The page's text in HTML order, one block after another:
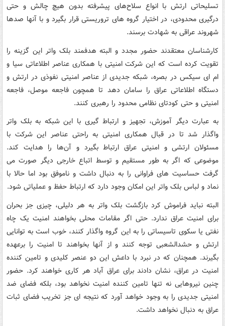
تسلیحاتی ارتش با انواع سلاح‌های پیشرفته بدون هیچ چالش و حتی
درگیری محدودی، در اختیار گروه های تروریستی قرار بگیرد و با آنها صدها
شهروند عراقی به شهادت برسند.
کارشناسان معتقدند حضور مجدد و البته هدفمند بلک واتر این گزینه را
تقویت کرده است که این شرکت امنیتی با همکاری عناصر اطلاعاتی سیا و
ام ای سیکس در بصره، شبکه جدیدی از عناصر امنیتی نفوذی در ارتش و
دستگاه اطلاعاتی عراق را سامان دهد تا همچون فاجعه موصل، فاجعه
امنیتی و حتی کودتای نظامی محدود را رهبری کنند.
به عبارت دیگر آموزش، تجهیز و ارتباط گیری با این شبکه به بلک واتر
واگذار شد تا در قبال همکاری امنیتی به راحتی عناصر این شرکت با
مسئولان ارتشی و امنیتی عراق ارتباط بگیرد و آن‌ها را هدایت کند.
موضوعی که اگر به طور مستقیم و توسط اتباع خارجی دیگر صورت می
گرفت حساسیت های فراوانی را به دنبال داشت و ناموفق بود اما حالا با
نماد و لباس بلک واتر این امکان وجود دارد که ارتباط حفظ و عملیاتی شود.
البته نباید فراموش کرد بازگشت بلک واتر به هر دلیلی، چیزی جز بحران
برای امنیت عراق ندارد. حتی اگر مقامات محلی بخواهند امنیت یک چاه
نفتی یا سکوی تاسیساتی را به این گروه واگذار کنند، خوب است به توانایی
ارتش و حشدالشعبی توجه کنند و از آنها بخواهند تا امنیت را برعهده
بگیرند. همچنان که در نبرد با داعش این دو عنصر کلیدی و تامین کننده
امنیت در عراق، نشان دادند برای عراق آباد هر کاری خواهند کرد. حضور
چنین نیروهایی نه تنها تامین کننده امنیت نخواهد بود، بلکه فضای ضد
امنیتی جدیدی را به وجود خواهد آورد که نتیجه ای جز تخریب فضای ثبات
عراق به دنبال نخواهد داشت.